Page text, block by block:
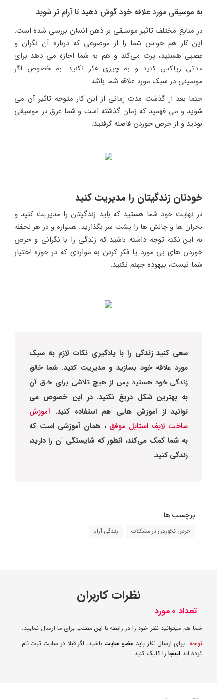
به موسیقی مورد علاقه خود گوش دهید تا آرام تر شوید
در منابع مختلف تاثیر موسیقی بر ذهن انسان بررسی شده است.
این کار هم حواس شما را از موضوعی که درباره آن نگران و
عصبی هستید، پرت می‌کند و هم به شما اجازه می دهد برای
مدتی ریلکس کنید و به چیزی فکر نکنید. به خصوص اگر
موسیقی در سبک مورد علاقه شما باشد.
حتما بعد از گذشت مدت زمانی از این کار متوجه تاثیر آن می
شوید و می فهمید که زمان گذشته است و شما غرق در موسیقی
بودید و از حرص خوردن فاصله گرفتید.
خودتان زندگیتان را مدیریت کنید
در نهایت خود شما هستید که باید زندگیتان را مدیریت کنید و
بحران ها و چالش ها را پشت سر بگذارید. همواره و در هر لحظه
به این نکته توجه داشته باشید که زندگی را با نگرانی و حرص
خوردن های بی مورد یا فکر کردن به مواردی که در حوزه اختیار
شما نیست، بیهوده جهنم نکنید.
سعی کنید زندگی را با یادگیری نکات لازم به سبک
مورد علاقه خود بسازید و مدیریت کنید. شما خالق
زندگی خود هستید پس از هیچ تلاشی برای خلق آن
به بهترین شکل دریغ نکنید. در این خصوص می
توانید از آموزش هایی هم استفاده کنید. آموزش
ساخت لایف استایل موفق ، همان آموزشی است که
به شما کمک می‌کند، آنطور که شایستگی آن را دارید،
زندگی کنید.
برچسب ها
حرص-نخوردن-در-مشکلات زندگی-آرام
نظرات کاربران
تعداد 0 مورد
شما هم میتوانید نظر خود را در رابطه با این مطلب برای ما ارسال نمایید.
توجه : برای ارسال نظر باید عضو سایت باشید، اگر قبلا در سایت ثبت نام
کرده اید اینجا را کلیک کنید.